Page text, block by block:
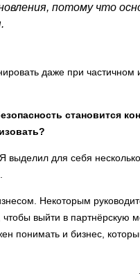
потому что
даже при
становится
выделил для себя
Некоторым
выйти в партнёрскую
понимать и бизнес,